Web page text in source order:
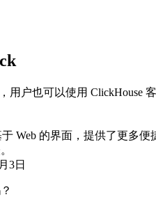
用户也可以使用 ClickHouse
Web 的界面，提供了更多
3日